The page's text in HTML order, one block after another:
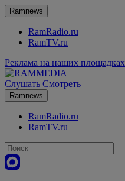
Ramnews
RamRadio.ru
RamTV.ru
Реклама на наших площадках
Слушать Смотреть
Ramnews
RamRadio.ru
RamTV.ru